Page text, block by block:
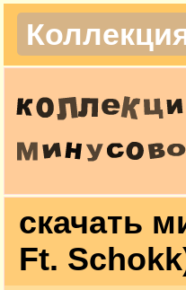
скачать
Ft.